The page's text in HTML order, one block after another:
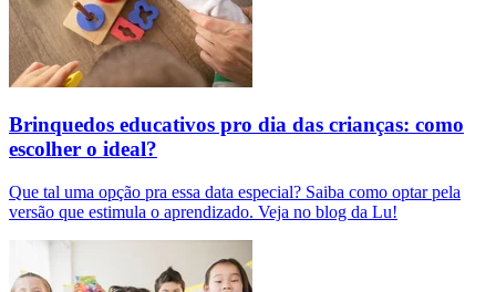
Brinquedos educativos pro dia das crianças: como
escolher o ideal?
Que tal uma opção pra essa data especial? Saiba como optar pela
versão que estimula o aprendizado. Veja no blog da Lu!